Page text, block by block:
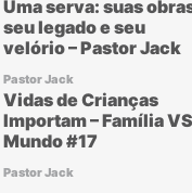
Uma serva: suas
seu legado e seu
velório – Pastor Jack
Pastor Jack
Vidas de Crianças
Importam – Família VS
Mundo #17
Pastor Jack